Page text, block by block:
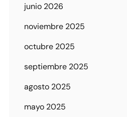
junio 2026
noviembre 2025
octubre 2025
septiembre 2025
agosto 2025
mayo 2025